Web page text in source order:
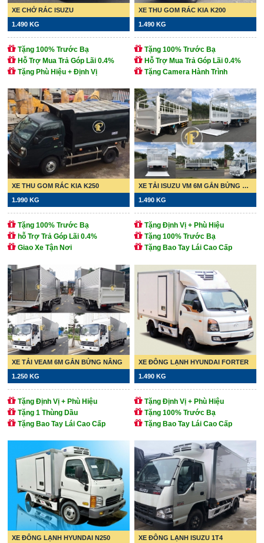
XE CHỞ RÁC ISUZU
1.490 KG
Tặng 100% Trước Bạ
Hỗ Trợ Mua Trả Góp Lãi 0.4%
Tặng Phù Hiệu + Định Vị
XE THU GOM RÁC KIA K200
1.490 KG
Tặng 100% Trước Bạ
Hỗ Trợ Mua Trả Góp Lãi 0.4%
Tặng Camera Hành Trình
XE THU GOM RÁC KIA K250
1.990 KG
Tặng 100% Trước Bạ
hỗ Trợ Trả Góp Lãi 0.4%
Giao Xe Tận Nơi
XE TẢI ISUZU VM 6M GẮN BỬNG NÂNG
1.490 KG
Tặng Định Vị + Phù Hiệu
Tặng 100% Trước Bạ
Tặng Bao Tay Lái Cao Cấp
XE TẢI VEAM 6M GẮN BỬNG NÂNG
1.250 KG
Tặng Định Vị + Phù Hiệu
Tặng 1 Thùng Dầu
Tặng Bao Tay Lái Cao Cấp
XE ĐÔNG LẠNH HYUNDAI FORTER
1.490 KG
Tặng Định Vị + Phù Hiệu
Tặng 100% Trước Bạ
Tặng Bao Tay Lái Cao Cấp
XE ĐÔNG LẠNH HYUNDAI N250
XE ĐÔNG LẠNH ISUZU 1T4